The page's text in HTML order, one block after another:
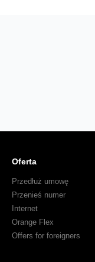
Oferta
Przedłuż umowę
Przenieś numer
Internet
Orange Flex
Offers for foreigners